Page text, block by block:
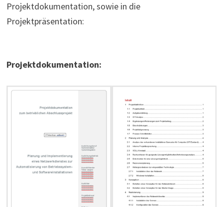
Projektdokumentation, sowie in die
Projektpräsentation:
Projektdokumentation: